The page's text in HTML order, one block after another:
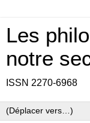
Les
notre
ISSN 2270-6968